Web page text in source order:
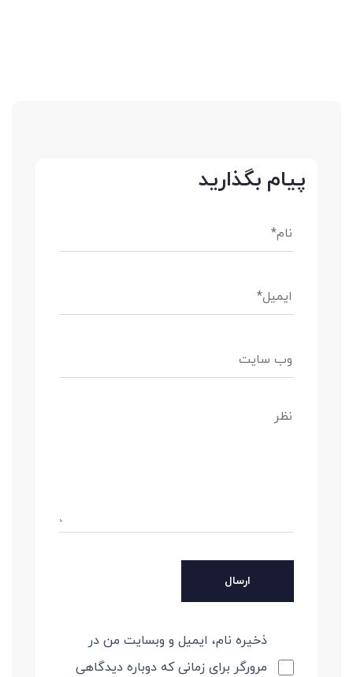
پیام بگذارید
ذخیره نام، ایمیل و وبسایت من در
مرورگر برای زمانی که دوباره دیدگاهی